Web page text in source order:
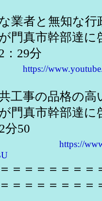
業者と無知な
門真市幹部達に
分
https://
工事の品格の
門真市幹部達に
50
https://
＝＝＝＝＝＝
＝＝＝＝＝＝＝